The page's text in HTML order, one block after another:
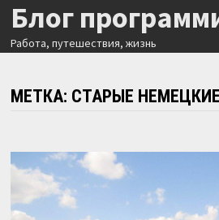
Перейти
содержимому
Блог
Работа, путешествия, жизнь
МЕТКА: СТАРЫЕ